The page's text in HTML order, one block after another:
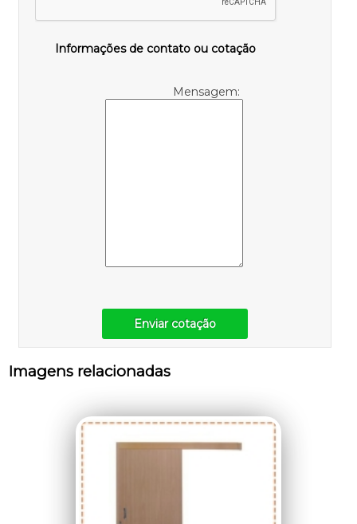
Informações de contato ou cotação
Mensagem:
Enviar cotação
Imagens relacionadas